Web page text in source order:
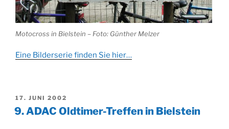
Motocross in Bielstein – Foto: Günther Melzer
Eine Bilderserie finden Sie hier…
VERÖFFENTLICHT
AM
17. JUNI 2002
9. ADAC Oldtimer-Treffen in Bielstein